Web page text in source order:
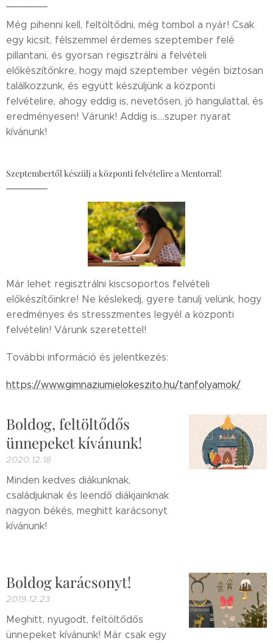
Még pihenni kell, feltöltődni, még tombol a nyár! Csak
egy kicsit, félszemmel érdemes szeptember felé
pillantani, és gyorsan regisztrálni a felvételi
előkészítőnkre, hogy majd szeptember végén biztosan
találkozzunk, és együtt készüljünk a központi
felvételire, ahogy eddig is, nevetősen, jó hangulattal, és
eredményesen! Várunk! Addig is....szuper nyarat
kívánunk!
Szeptembertől készülj a központi felvételire a Mentorral!
Már lehet regisztrálni kiscsoportos felvételi
előkészítőinkre! Ne késlekedj, gyere tanulj velünk, hogy
eredményes és stresszmentes legyél a központi
felvételin! Várunk szeretettel!
További információ és jelentkezés:
https://www.gimnaziumielokeszito.hu/tanfolyamok/
Boldog, feltöltődős
ünnepeket kívánunk!
2020.12.18
Minden kedves diákunknak,
családjuknak és leendő diákjainknak
nagyon békés, meghitt karácsonyt
kívánunk!
Boldog karácsonyt!
2019.12.23
Meghitt, nyugodt, feltöltődős
ünnepeket kívánunk! Már csak egy